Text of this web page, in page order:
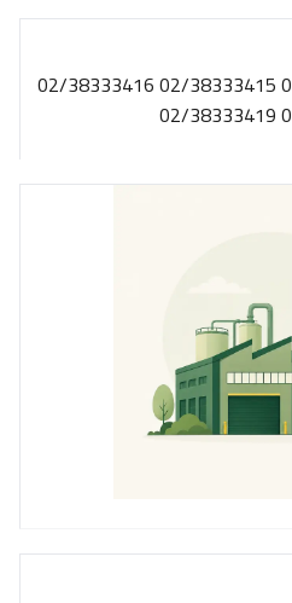
02/38333413 02/38333414 02/38333415 02/38333416